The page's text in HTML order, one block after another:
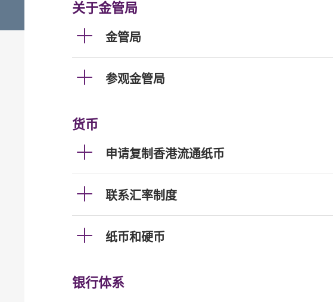
关于金管局
金管局
参观金管局
货币
申请复制香港流通纸币
联系汇率制度
纸币和硬币
银行体系